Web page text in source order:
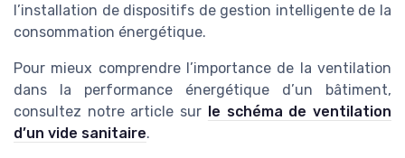
l’installation de dispositifs de gestion intelligente de la
consommation énergétique.
Pour mieux comprendre l’importance de la ventilation
dans la performance énergétique d’un bâtiment,
consultez notre article sur le schéma de ventilation
d’un vide sanitaire.